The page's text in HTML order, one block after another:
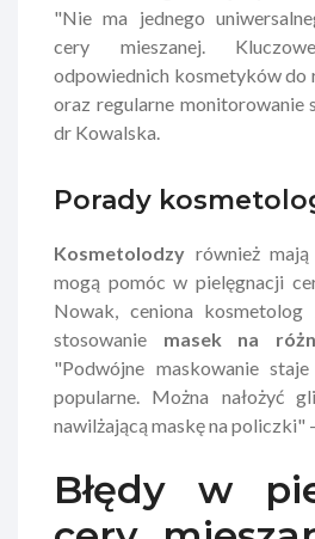
"Nie ma jednego
cery mieszanej.
odpowiednich kosmetyków do
oraz regularne monitorowanie
dr Kowalska.
Porady
Kosmetolodzy również
mogą pomóc w pielęgnacji
Nowak, ceniona
stosowanie masek na
"Podwójne maskowanie
popularne. Można nałożyć
nawilżającą maskę na policzki"
Błędy w